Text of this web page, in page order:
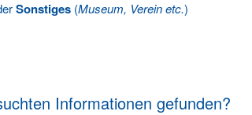
Sonstiges (Museum, Verein etc.)
Informationen gefunden?